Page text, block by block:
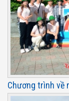
Chương trình về